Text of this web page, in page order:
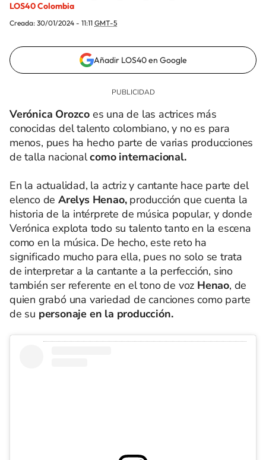
LOS40 Colombia
Creada: 30/01/2024 - 11:11 GMT-5
Añadir LOS40 en Google
Verónica Orozco es una de las actrices más
conocidas del talento colombiano, y no es para
menos, pues ha hecho parte de varias producciones
de talla nacionalcomo internacional.
En la actualidad, la actriz y cantante hace parte del
elenco deArelys Henao,producción que cuenta la
historia de la intérprete de música popular, y donde
Verónica explota todo su talento tanto en la escena
como en la música. De hecho, este reto ha
significado mucho para ella, pues no solo se trata
de interpretar a la cantante a la perfección, sino
también ser referente en el tono de voz Henao, de
quien grabó una variedad de canciones como parte
de su personaje en la producción.